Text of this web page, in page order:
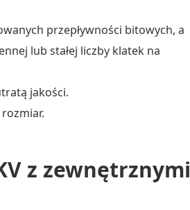
przepływności bitowych, a
lub stałej liczby klatek na
jakości.
z zewnętrznymi